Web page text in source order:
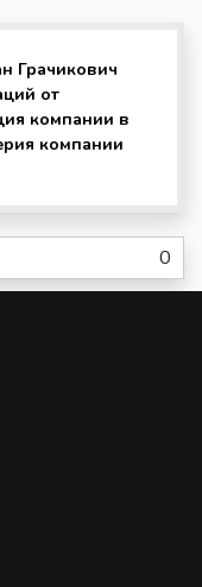
Грачикович
от
компании в
компании
0